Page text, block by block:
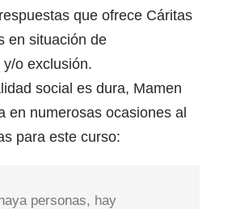
que ofrece Cáritas
en situación de
o exclusión.
social es dura, Mamen
en numerosas ocasiones al
para este curso:
personas, hay